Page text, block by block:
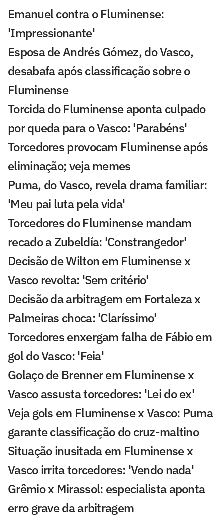
Emanuel contra o Fluminense:
'Impressionante'
Esposa de Andrés Gómez, do Vasco,
desabafa após classificação sobre o
Fluminense
Torcida do Fluminense aponta culpado
por queda para o Vasco: 'Parabéns'
Torcedores provocam Fluminense após
eliminação; veja memes
Puma, do Vasco, revela drama familiar:
'Meu pai luta pela vida'
Torcedores do Fluminense mandam
recado a Zubeldía: 'Constrangedor'
Decisão de Wilton em Fluminense x
Vasco revolta: 'Sem critério'
Decisão da arbitragem em Fortaleza x
Palmeiras choca: 'Claríssimo'
Torcedores enxergam falha de Fábio em
gol do Vasco: 'Feia'
Golaço de Brenner em Fluminense x
Vasco assusta torcedores: 'Lei do ex'
Veja gols em Fluminense x Vasco: Puma
garante classificação do cruz-maltino
Situação inusitada em Fluminense x
Vasco irrita torcedores: 'Vendo nada'
Grêmio x Mirassol: especialista aponta
erro grave da arbitragem